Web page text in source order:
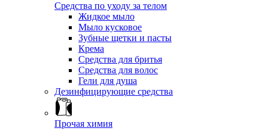
Средства по уходу за телом
Жидкое мыло
Мыло кусковое
Зубные щетки и пасты
Крема
Средства для бритья
Средства для волос
Гели для душа
Дезинфицирующие средства
Прочая химия